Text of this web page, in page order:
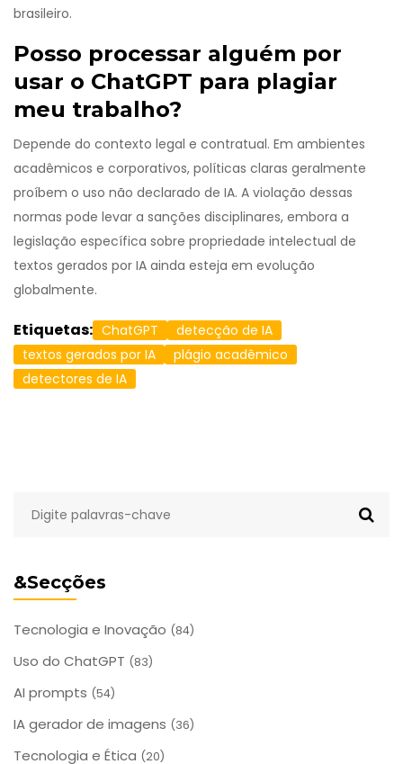
&Secções
Tecnologia e Inovação (84)
Uso do ChatGPT (83)
AI prompts (54)
IA gerador de imagens (36)
Tecnologia e Ética (20)
brasileiro.
Posso processar alguém por
usar o ChatGPT para plagiar
meu trabalho?
Depende do contexto legal e contratual. Em ambientes
acadêmicos e corporativos, políticas claras geralmente
proíbem o uso não declarado de IA. A violação dessas
normas pode levar a sanções disciplinares, embora a
legislação específica sobre propriedade intelectual de
textos gerados por IA ainda esteja em evolução
globalmente.
Etiquetas: ChatGPT
detecção de IA
textos gerados por IA
plágio acadêmico
detectores de IA